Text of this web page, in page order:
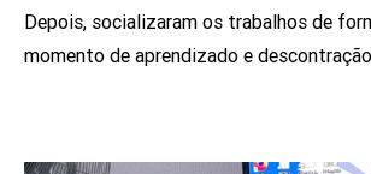
Depois, socializaram os trabalhos de
momento de aprendizado e